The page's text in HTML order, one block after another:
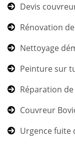
Devis
Rénovation
Nettoyage
Peinture sur
Réparation
Couvreur
Urgence fuite